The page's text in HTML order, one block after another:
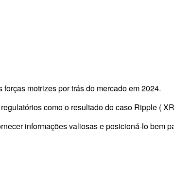
motrizes por trás do mercado em 2024.
como o resultado do caso Ripple (
informações valiosas e posicioná-lo bem